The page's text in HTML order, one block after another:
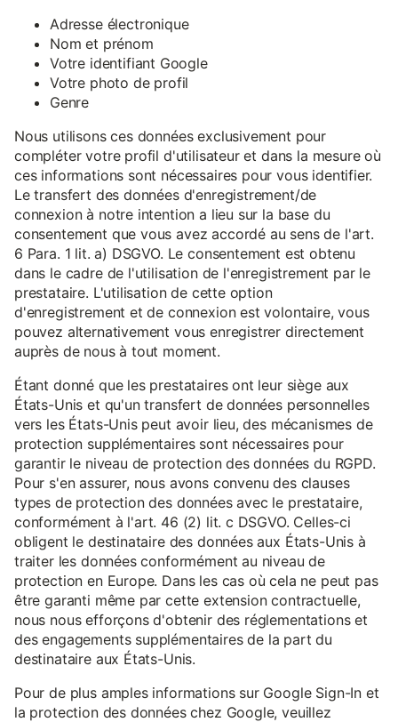
Adresse électronique
Nom et prénom
Votre identifiant Google
Votre photo de profil
Genre
Nous utilisons ces données exclusivement pour
compléter votre profil d'utilisateur et dans la mesure où
ces informations sont nécessaires pour vous identifier.
Le transfert des données d'enregistrement/de
connexion à notre intention a lieu sur la base du
consentement que vous avez accordé au sens de l'art.
6 Para. 1 lit. a) DSGVO. Le consentement est obtenu
dans le cadre de l'utilisation de l'enregistrement par le
prestataire. L'utilisation de cette option
d'enregistrement et de connexion est volontaire, vous
pouvez alternativement vous enregistrer directement
auprès de nous à tout moment.
Étant donné que les prestataires ont leur siège aux
États-Unis et qu'un transfert de données personnelles
vers les États-Unis peut avoir lieu, des mécanismes de
protection supplémentaires sont nécessaires pour
garantir le niveau de protection des données du RGPD.
Pour s'en assurer, nous avons convenu des clauses
types de protection des données avec le prestataire,
conformément à l'art. 46 (2) lit. c DSGVO. Celles-ci
obligent le destinataire des données aux États-Unis à
traiter les données conformément au niveau de
protection en Europe. Dans les cas où cela ne peut pas
être garanti même par cette extension contractuelle,
nous nous efforçons d'obtenir des réglementations et
des engagements supplémentaires de la part du
destinataire aux États-Unis.
Pour de plus amples informations sur Google Sign-In et
la protection des données chez Google, veuillez